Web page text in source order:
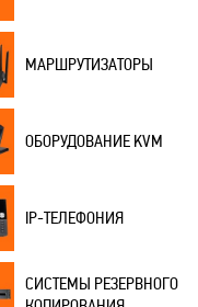
МАРШРУТИЗАТОРЫ
ОБОРУДОВАНИЕ KVM
IP-ТЕЛЕФОНИЯ
СИСТЕМЫ РЕЗЕРВНОГО